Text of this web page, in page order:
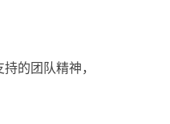
的团队精神，